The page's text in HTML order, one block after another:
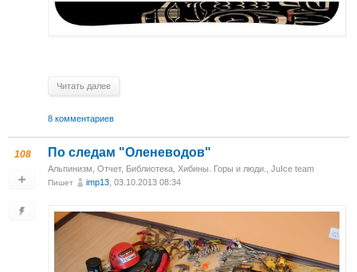
Читать далее
8 комментариев
108 По следам "Оленеводов"
Альпинизм Отчет, Библиотека Хибины. Горы и люди. JuIce team
Пишет imp13 , 03.10.2013 08:34